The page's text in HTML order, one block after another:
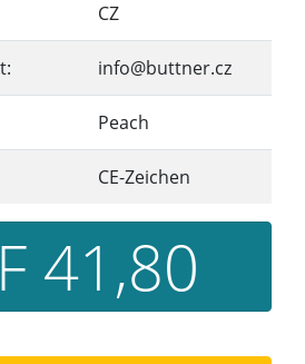
CZ
info@buttner.cz
Peach
CE-Zeichen
41,80